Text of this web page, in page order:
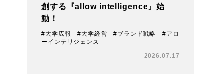
創する『allow intelligence』始
動！
#大学広報 #大学経営 #ブランド戦略 #アロ
ーインテリジェンス
2026.07.17